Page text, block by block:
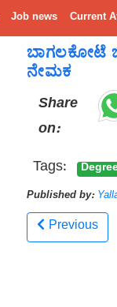
Job news Current
ಬಾಗಲಕೋಟೆ
ನೇಮಕ
Share
on:
Tags:
Published by:
Previous